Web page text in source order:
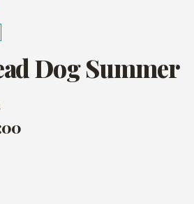
Dog Summer